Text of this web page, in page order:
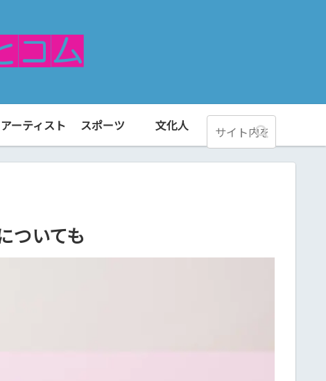
アーティスト スポーツ 文化人
ついても